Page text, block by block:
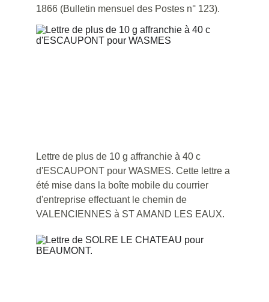
1866 (Bulletin mensuel des Postes n° 123).
Lettre de plus de 10 g affranchie à 40 c
d'ESCAUPONT pour WASMES. Cette lettre a
été mise dans la boîte mobile du courrier
d'entreprise effectuant le chemin de
VALENCIENNES à ST AMAND LES EAUX.